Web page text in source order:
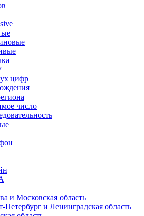
цифр
число
и Московская область
Петербург и Ленинградская область